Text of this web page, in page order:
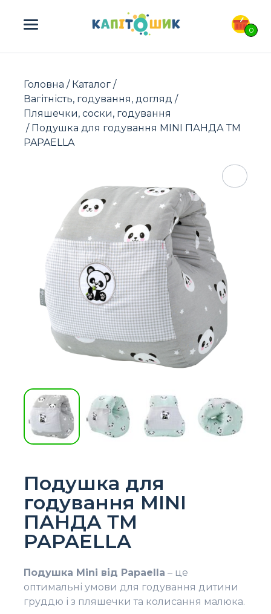
0
ПОШУК ТОВАРІВ:
Головна / Каталог /
Вагітність, годування, догляд /
Пляшечки, соски, годування
/ Подушка для годування MINI ПАНДА ТМ
PAPAELLA
Подушка для
годування MINI
ПАНДА ТМ
PAPAELLA
Подушка Mini від Papaella – це
оптимальні умови для годування дитини
груддю і з пляшечки та колисання малюка.